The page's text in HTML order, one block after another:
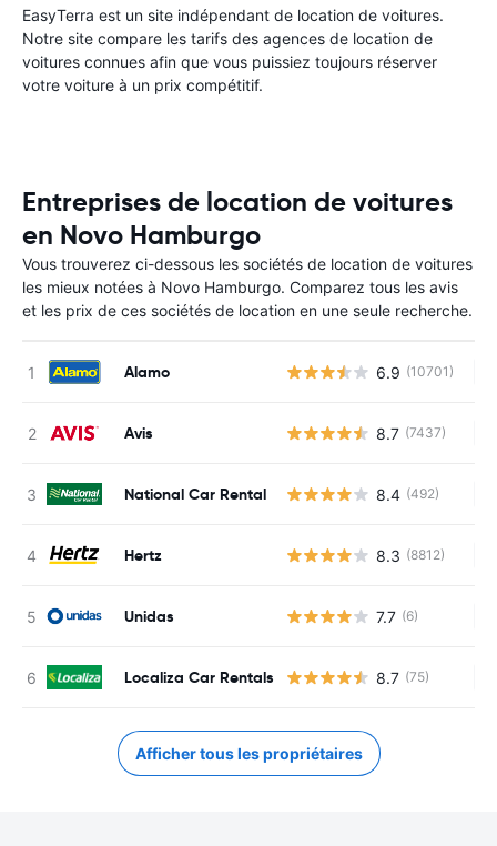
EasyTerra est un site indépendant de location de voitures.
Notre site compare les tarifs des agences de location de
voitures connues afin que vous puissiez toujours réserver
votre voiture à un prix compétitif.
Entreprises de location de voitures
en Novo Hamburgo
Vous trouverez ci-dessous les sociétés de location de voitures
les mieux notées à Novo Hamburgo. Comparez tous les avis
et les prix de ces sociétés de location en une seule recherche.
Alamo 6.9 (10701)
Avis 8.7 (7437)
National Car Rental 8.4 (492)
Hertz 8.3 (8812)
Unidas 7.7 (6)
Localiza Car Rentals 8.7 (75)
Afficher tous les propriétaires